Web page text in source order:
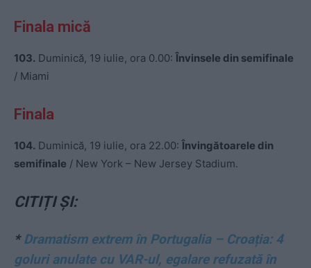
Finala mică
103. Duminică, 19 iulie, ora 0.00: Învinsele din semifinale
/ Miami
Finala
104. Duminică, 19 iulie, ora 22.00: Învingătoarele din
semifinale / New York – New Jersey Stadium.
CITIȚI ȘI:
*Dramatism extrem în Portugalia – Croația: 4
goluri anulate cu VAR-ul, egalare refuzată în